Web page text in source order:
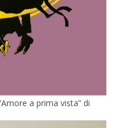
a prima vista” di